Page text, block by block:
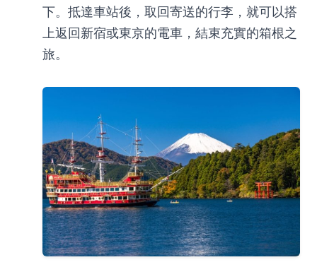
下。抵達車站後，取回寄送的行李，就可以搭
上返回新宿或東京的電車，結束充實的箱根之
旅。